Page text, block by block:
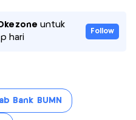
untuk
hari
Follow
Bank BUMN